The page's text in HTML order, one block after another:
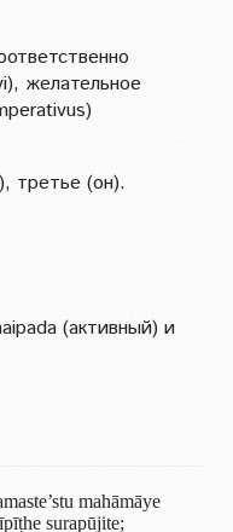
желательное
третье (он).
(активный) и
mahāmāye
surapūjite;